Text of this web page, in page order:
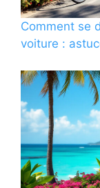
Comment se
voiture :